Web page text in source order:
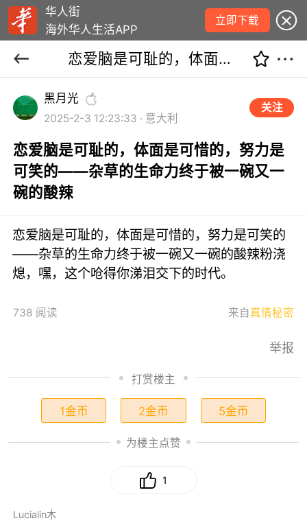
华人街
海外华人生活APP
立即下载
恋爱脑是可耻的，体面是可惜的，努力是可笑的——杂草的生命力终于被一碗又一碗的酸辣
黑月光
2025-2-3 12:23:33 · 意大利
关注
恋爱脑是可耻的，体面是可惜的，努力是
可笑的——杂草的生命力终于被一碗又一
碗的酸辣
恋爱脑是可耻的，体面是可惜的，努力是可笑的
——杂草的生命力终于被一碗又一碗的酸辣粉浇
熄，嘿，这个呛得你涕泪交下的时代。
738 阅读 来自真情秘密
举报
打赏楼主
1金币 2金币 5金币
为楼主点赞
1
Lucialin木